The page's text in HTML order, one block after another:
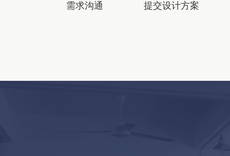
需求沟通 提交设计方案